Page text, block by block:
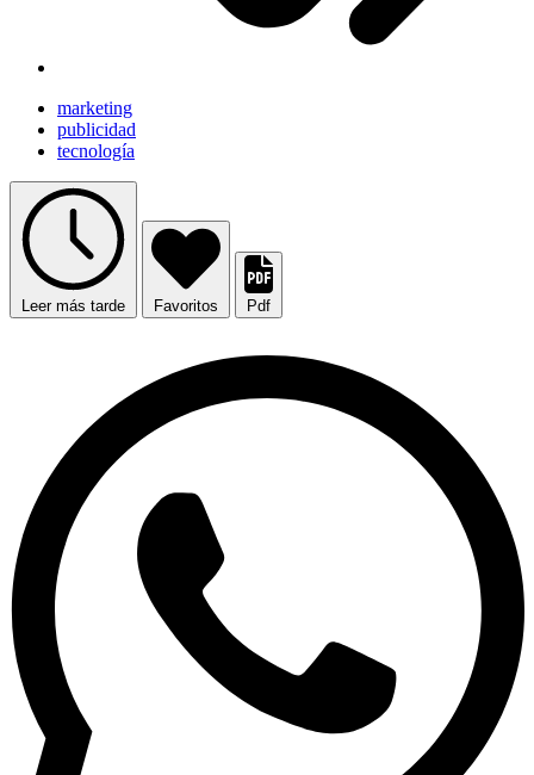
marketing
publicidad
tecnología
Leer más tarde Favoritos Pdf